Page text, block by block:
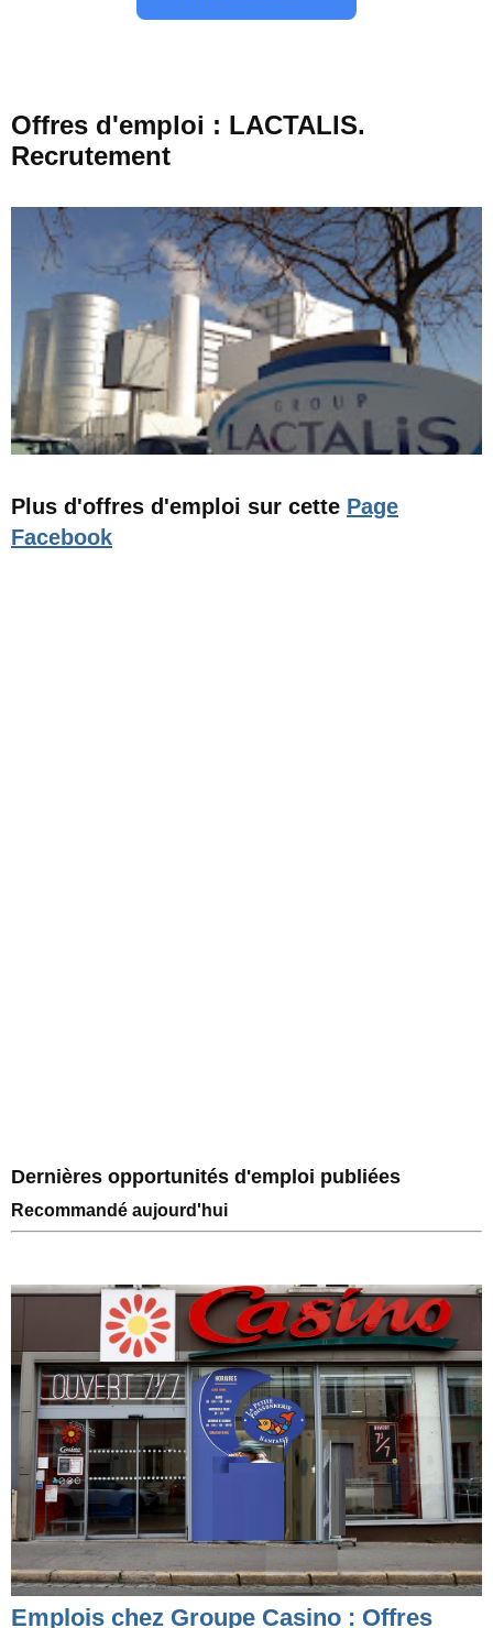
Offres d'emploi : LACTALIS.
Recrutement
Plus d'offres d'emploi sur cette Page
Facebook
Dernières opportunités d'emploi publiées
Recommandé aujourd'hui
Emplois chez Groupe Casino : Offres